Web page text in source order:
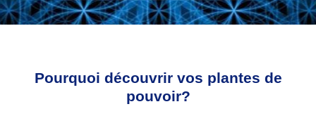
Pourquoi découvrir vos plantes de
pouvoir?